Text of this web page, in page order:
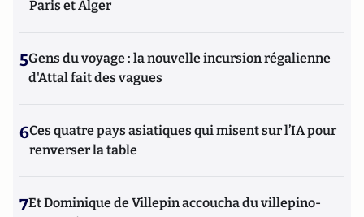
Paris et Alger
5Gens du voyage : la nouvelle incursion régalienne
d'Attal fait des vagues
6Ces quatre pays asiatiques qui misent sur l’IA pour
renverser la table
7Et Dominique de Villepin accoucha du villepino-